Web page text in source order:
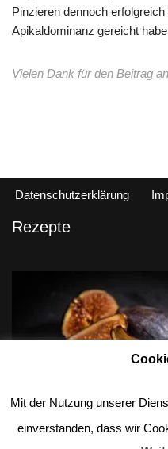
Pinzieren dennoch
Apikaldominanz gereicht
Vielen Dank für den Beitrag
Datenschutzerklärung
Rezepte
Mit der Nutzung unserer
einverstanden, dass wir